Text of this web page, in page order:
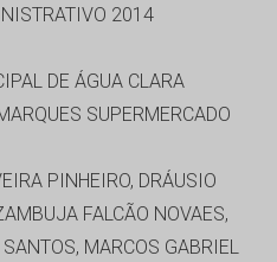
2014
DE ÁGUA CLARA
SUPERMERCADO
PINHEIRO, DRÁUSIO
FALCÃO NOVAES,
MARCOS GABRIEL